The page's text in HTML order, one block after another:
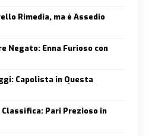
Rimedia, ma è Assedio
Negato: Enna Furioso con
Capolista in Questa
Classifica: Pari Prezioso in